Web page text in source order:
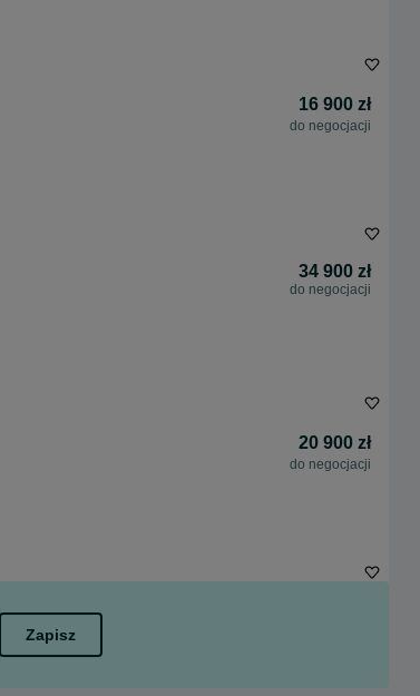
16 900 zł
do negocjacji
34 900 zł
do negocjacji
20 900 zł
do negocjacji
Zapisz